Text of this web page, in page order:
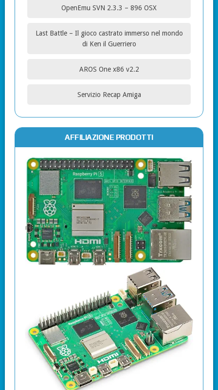
OpenEmu SVN 2.3.3 – 896 OSX
Last Battle – Il gioco castrato immerso nel mondo
di Ken il Guerriero
AROS One x86 v2.2
Servizio Recap Amiga
AFFILIAZIONE PRODOTTI